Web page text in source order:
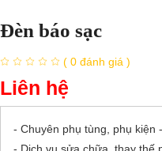
Đèn báo sạc
( 0 đánh giá )
Liên hệ
- Chuyên phụ tùng, phụ kiện